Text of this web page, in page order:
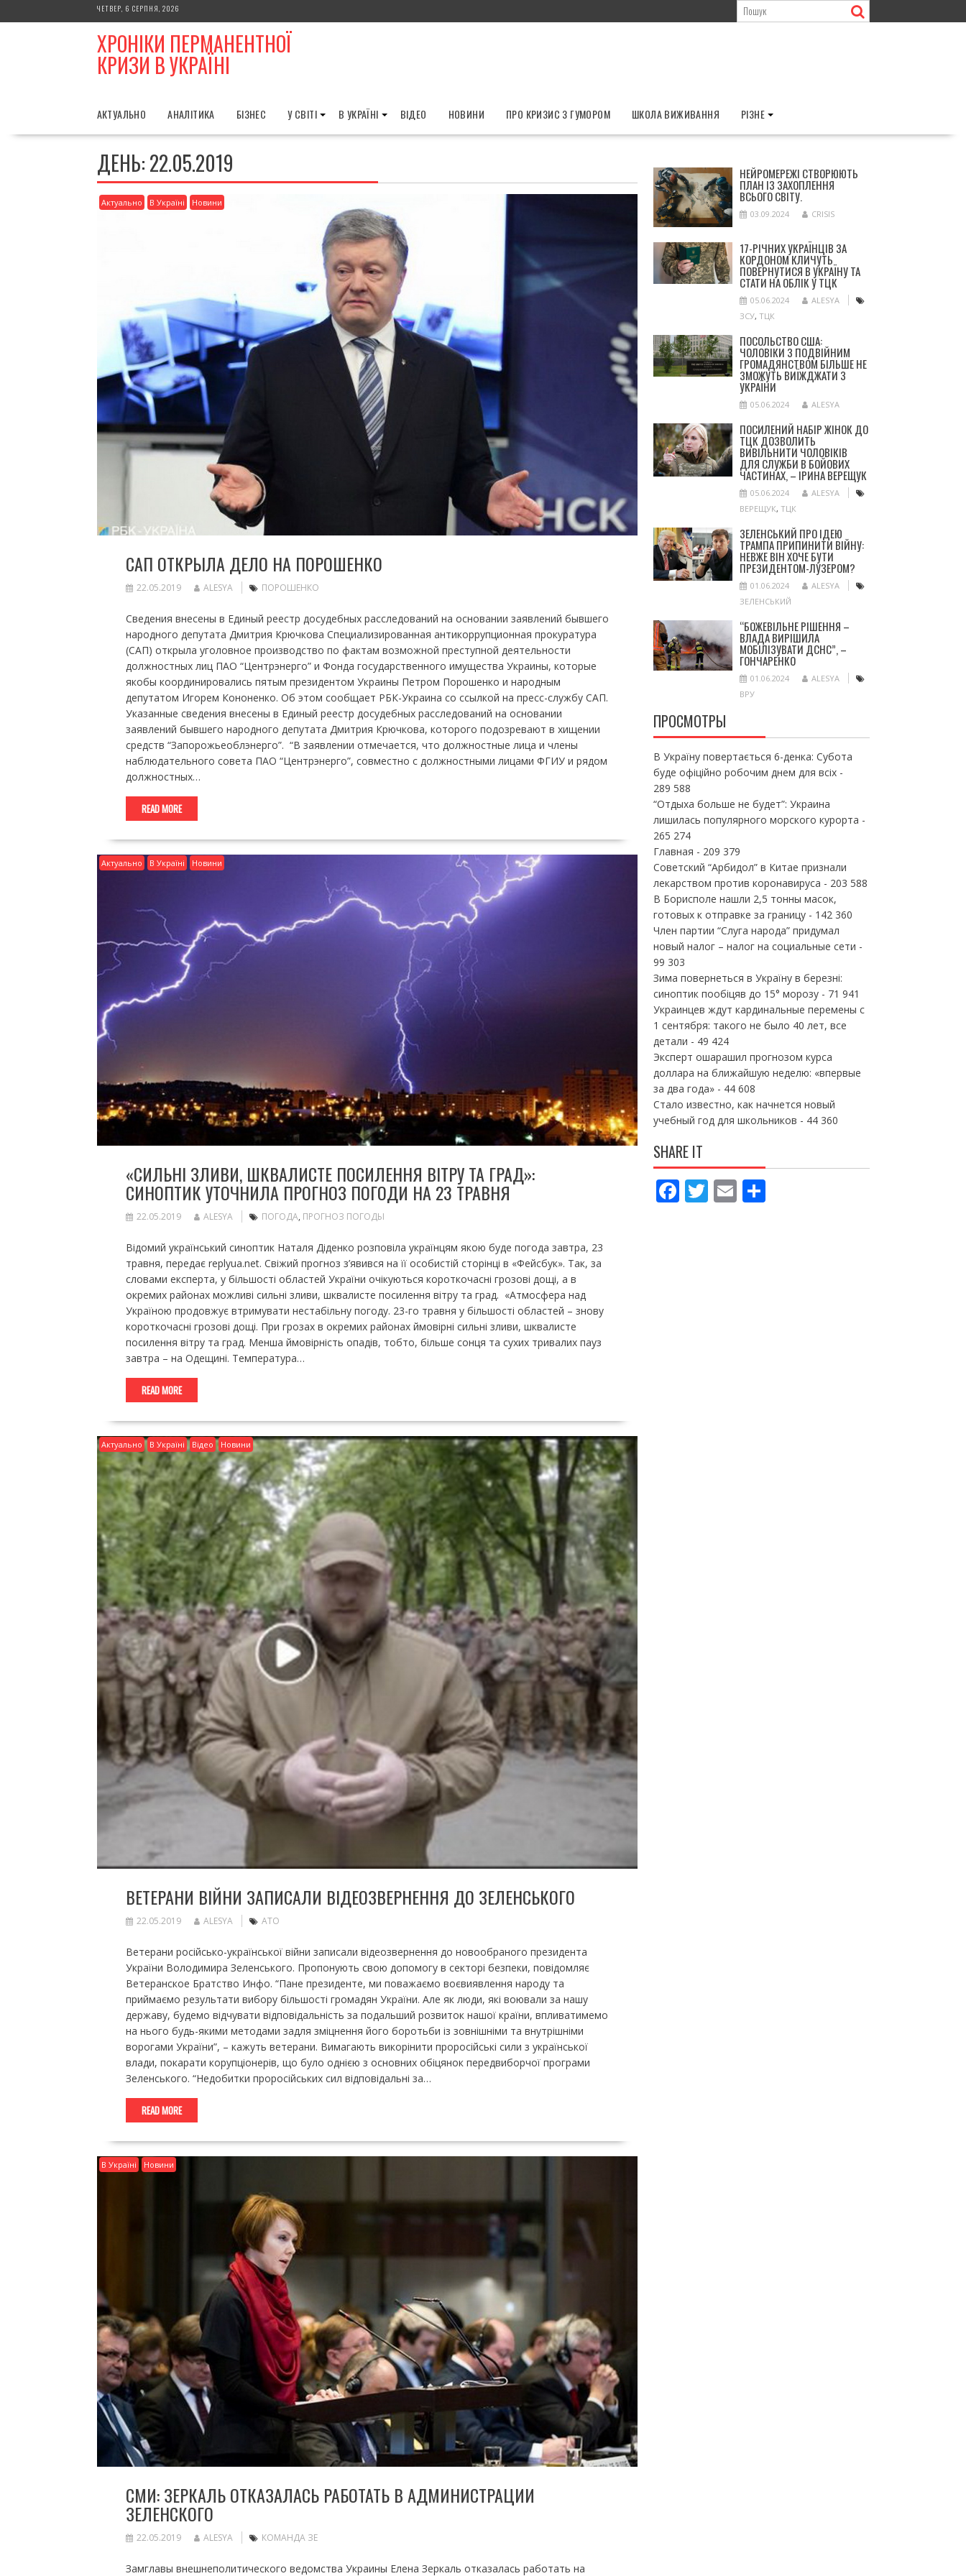
to
ЧЕТВЕР, 6 СЕРПНЯ, 2026
ХРОНІКИ ПЕРМАНЕНТНОЇ
КРИЗИ В УКРАЇНІ
АКТУАЛЬНО АНАЛІТИКА БІЗНЕС У СВІТІ В УКРАЇНІ ВІДЕО НОВИНИ ПРО КРИЗИС З ГУМОРОМ ШКОЛА ВИЖИВАННЯ РІЗНЕ
ДЕНЬ:22.05.2019
Актуально В Україні Новини
САП ОТКРЫЛА ДЕЛО НА ПОРОШЕНКО
22.05.2019 ALESYA ПОРОШЕНКО
Сведения внесены в Единый реестр досудебных расследований на основании заявлений бывшего
народного депутата Дмитрия Крючкова Специализированная антикоррупционная прокуратура
(САП) открыла уголовное производство по фактам возможной преступной деятельности
должностных лиц ПАО “Центрэнерго” и Фонда государственного имущества Украины, которые
якобы координировались пятым президентом Украины Петром Порошенко и народным
депутатом Игорем Кононенко. Об этом сообщает РБК-Украина со ссылкой на пресс-службу САП.
Указанные сведения внесены в Единый реестр досудебных расследований на основании
заявлений бывшего народного депутата Дмитрия Крючкова, которого подозревают в хищении
средств “Запорожьеоблэнерго”. “В заявлении отмечается, что должностные лица и члены
наблюдательного совета ПАО “Центрэнерго”, совместно с должностными лицами ФГИУ и рядом
должностных…
READ MORE
Актуально В Україні Новини
«СИЛЬНІ ЗЛИВИ, ШКВАЛИСТЕ ПОСИЛЕННЯ ВІТРУ ТА ГРАД»:
СИНОПТИК УТОЧНИЛА ПРОГНОЗ ПОГОДИ НА 23 ТРАВНЯ
22.05.2019 ALESYA ПОГОДА, ПРОГНОЗ ПОГОДЫ
Відомий український синоптик Наталя Діденко розповіла українцям якою буде погода завтра, 23
травня, передає replyua.net. Свіжий прогноз з’явився на її особистій сторінці в «Фейсбук». Так, за
словами експерта, у більшості областей України очікуються короткочасні грозові дощі, а в
окремих районах можливі сильні зливи, шквалисте посилення вітру та град. «Атмосфера над
Україною продовжує втримувати нестабільну погоду. 23-го травня у більшості областей – знову
короткочасні грозові дощі. При грозах в окремих районах ймовірні сильні зливи, шквалисте
посилення вітру та град. Менша ймовірність опадів, тобто, більше сонця та сухих тривалих пауз
завтра – на Одещині. Температура…
READ MORE
Актуально В Україні Відео Новини
ВЕТЕРАНИ ВІЙНИ ЗАПИСАЛИ ВІДЕОЗВЕРНЕННЯ ДО ЗЕЛЕНСЬКОГО
22.05.2019 ALESYA АТО
Ветерани російсько-української війни записали відеозвернення до новообраного президента
України Володимира Зеленського. Пропонують свою допомогу в секторі безпеки, повідомляє
Ветеранское Братство Инфо. “Пане президенте, ми поважаємо воєвиявлення народу та
приймаємо результати вибору більшості громадян України. Але як люди, які воювали за нашу
державу, будемо відчувати відповідальність за подальший розвиток нашої країни, впливатимемо
на нього будь-якими методами задля зміцнення його боротьби із зовнішніми та внутрішніми
ворогами України”, – кажуть ветерани. Вимагають викорінити проросійські сили з української
влади, покарати корупціонерів, що було однією з основних обіцянок передвиборчої програми
Зеленського. “Недобитки проросійських сил відповідальні за…
READ MORE
В Україні Новини
СМИ: ЗЕРКАЛЬ ОТКАЗАЛАСЬ РАБОТАТЬ В АДМИНИСТРАЦИИ
ЗЕЛЕНСКОГО
22.05.2019 ALESYA КОМАНДА ЗЕ
Замглавы внешнеполитического ведомства Украины Елена Зеркаль отказалась работать на
НЕЙРОМЕРЕЖІ СТВОРЮЮТЬ
ПЛАН ІЗ ЗАХОПЛЕННЯ
ВСЬОГО СВІТУ.
03.09.2024 CRISIS
17-РІЧНИХ УКРАЇНЦІВ ЗА
КОРДОНОМ КЛИЧУТЬ
ПОВЕРНУТИСЯ В УКРАЇНУ ТА
СТАТИ НА ОБЛІК У ТЦК
05.06.2024
ALESYA
ЗСУ, ТЦК
ПОСОЛЬСТВО США:
ЧОЛОВІКИ З ПОДВІЙНИМ
ГРОМАДЯНСТВОМ БІЛЬШЕ НЕ
ЗМОЖУТЬ ВИЇЖДЖАТИ З
УКРАЇНИ
05.06.2024 ALESYA
ПОСИЛЕНИЙ НАБІР ЖІНОК ДО
ТЦК ДОЗВОЛИТЬ
ВИВІЛЬНИТИ ЧОЛОВІКІВ
ДЛЯ СЛУЖБИ В БОЙОВИХ
ЧАСТИНАХ, – ІРИНА ВЕРЕЩУК
05.06.2024
ALESYA
ВЕРЕЩУК, ТЦК
ЗЕЛЕНСЬКИЙ ПРО ІДЕЮ
ТРАМПА ПРИПИНИТИ ВІЙНУ:
НЕВЖЕ ВІН ХОЧЕ БУТИ
ПРЕЗИДЕНТОМ-ЛУЗЕРОМ?
01.06.2024
ALESYA
ЗЕЛЕНСЬКИЙ
“БОЖЕВІЛЬНЕ РІШЕННЯ –
ВЛАДА ВИРІШИЛА
МОБІЛІЗУВАТИ ДСНС”, –
ГОНЧАРЕНКО
01.06.2024
ALESYA
ВРУ
ПРОСМОТРЫ
В Україну повертається 6-денка: Субота
буде офіційно робочим днем для всіх-
289 588
“Отдыха больше не будет”: Украина
лишилась популярного морского курорта -
265 274
Главная - 209 379
Советский “Арбидол” в Китае признали
лекарством против коронавируса - 203 588
В Борисполе нашли 2,5 тонны масок,
готовых к отправке за границу- 142 360
Член партии “Слуга народа” придумал
новый налог – налог на социальные сети -
99 303
Зима повернеться в Україну в березні:
синоптик пообіцяв до 15° морозу- 71 941
Украинцев ждут кардинальные перемены с
1 сентября: такого не было 40 лет, все
детали - 49 424
Эксперт ошарашил прогнозом курса
доллара на ближайшую неделю: «впервые
за два года»- 44 608
Стало известно, как начнется новый
учебный год для школьников - 44 360
SHARE IT
F T E П